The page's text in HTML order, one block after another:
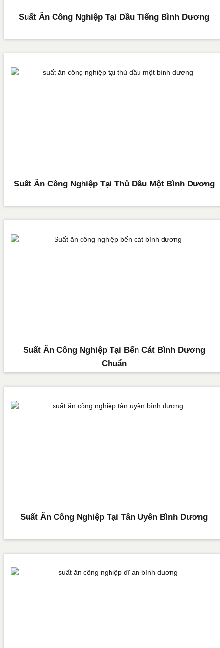
Suất Ăn Công Nghiệp Tại Dầu Tiếng Bình Dương
Suất Ăn Công Nghiệp Tại Thủ Dầu Một Bình Dương
Suất Ăn Công Nghiệp Tại Bến Cát Bình Dương
Chuẩn
Suất Ăn Công Nghiệp Tại Tân Uyên Bình Dương